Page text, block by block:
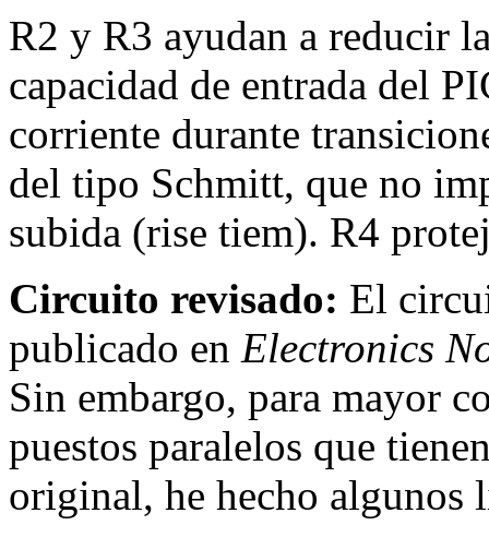
R2 y R3 ayudan a reducir
capacidad de entrada del
corriente durante
del tipo Schmitt, que no
subida (rise tiem). R4
Circuito revisado: El
publicado en Electronics
Sin embargo, para mayor
puestos paralelos que
original, he hecho algunos